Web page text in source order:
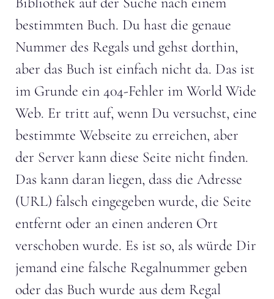
bestimmten Buch. Du hast die genaue
Nummer des Regals und gehst dorthin,
aber das Buch ist einfach nicht da. Das ist
im Grunde ein 404-Fehler im World Wide
Web. Er tritt auf, wenn Du versuchst, eine
bestimmte Webseite zu erreichen, aber
der Server kann diese Seite nicht finden.
Das kann daran liegen, dass die Adresse
(URL) falsch eingegeben wurde, die Seite
entfernt oder an einen anderen Ort
verschoben wurde. Es ist so, als würde Dir
jemand eine falsche Regalnummer geben
oder das Buch wurde aus dem Regal